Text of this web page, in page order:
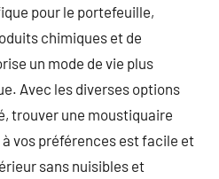
pour le portefeuille,
chimiques et de
un mode de vie plus
Avec les diverses options
trouver une moustiquaire
vos préférences est facile et
sans nuisibles et